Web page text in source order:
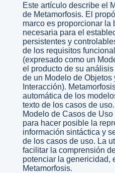
Este artículo describe el
de Metamorfosis. El
marco es proporcionar la
necesaria para el
persistentes y
de los requisitos
(expresado como un
el producto de su
de un Modelo de Objetos
Interacción).
automática de los
texto de los casos de
Modelo de Casos de
para hacer posible la
información sintáctica y
de los casos de uso. La
facilitar la comprensión
potenciar la genericidad,
Metamorfosis.